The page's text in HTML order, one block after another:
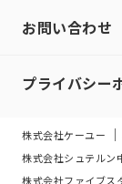
お問い合わせ
プライバシー
株式会社ケーユー
株式会社シュテルン
株式会社ファイブス